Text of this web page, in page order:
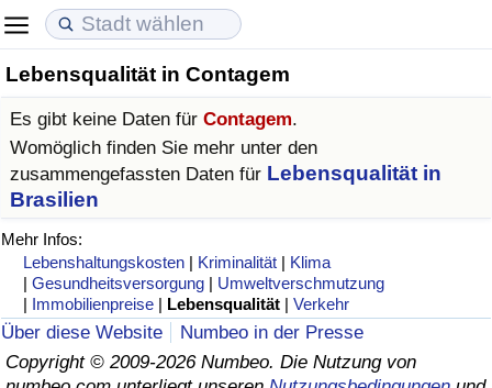
Lebensqualität in Contagem
Es gibt keine Daten für Contagem.
Womöglich finden Sie mehr unter den
zusammengefassten Daten für Lebensqualität in
Brasilien
Mehr Infos:
Lebenshaltungskosten | Kriminalität | Klima
|Gesundheitsversorgung | Umweltverschmutzung
| Immobilienpreise | Lebensqualität |Verkehr
Über diese Website
Numbeo in der Presse
Copyright © 2009-2026 Numbeo. Die Nutzung von
Lebenshaltungskosten
Lebenshaltungskosten-Index (aktuell)
Lebenshaltungskosten-Index
Lebenshaltungskosten-Index nach Land
in Akaba
Immobilienpreise
Immobilienpreis-Index (aktuell)
Immobilienpreis-Index
Immobilienpreis-Index nach Land
Lebensqualität
Lebensqualität-Index
Lebensqualität-Index (aktuell)
Lebensqualitätsindex nach Land
Kriminalität
Kriminalitäts-Index (aktuell)